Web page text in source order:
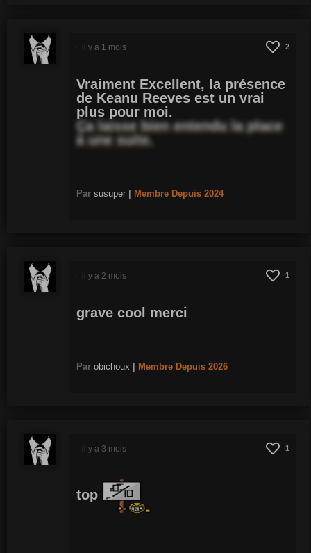
2
Vraiment Excellent, la présence
de Keanu Reeves est un vrai
plus pour moi.
Ça laisse bien entendu la place
à une suite.
Par susuper Membre Depuis 2024
il y a 1 mois
1
grave cool merci
Par obichoux Membre Depuis 2026
il y a 2 mois
1
top
il y a 3 mois